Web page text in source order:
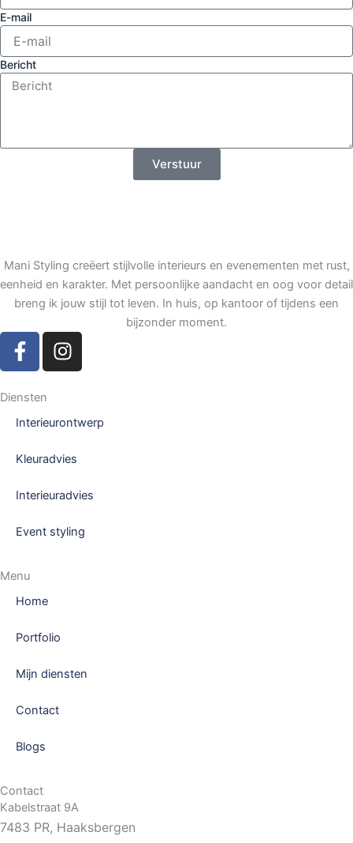
E-mail
Bericht
Verstuur
Mani Styling creëert stijlvolle interieurs en evenementen met rust,
eenheid en karakter. Met persoonlijke aandacht en oog voor detail
breng ik jouw stijl tot leven. In huis, op kantoor of tijdens een
bijzonder moment.
F
a
e
b
o
-
I
n
a
r
m
Diensten
Interieurontwerp
Kleuradvies
Interieuradvies
Event styling
Menu
Home
Portfolio
Mijn diensten
Contact
Blogs
Contact
Kabelstraat 9A
7483 PR, Haaksbergen